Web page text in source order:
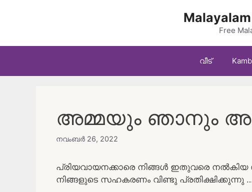
Free
വീട്
അമ്മയും ഞാനും
നവംബർ 26, 2022
പ്രിയവായനക്കാരെ നിങ്ങൾ ഇതുവരെ നൽകിയ
നിങ്ങളുടെ സഹകരണം വിണ്ടു പ്രതിക്ഷിക്കുന്നു